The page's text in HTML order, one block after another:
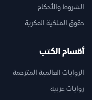
الشروط والأحكام
حقوق الملكية الفكرية
أقسام الكتب
الروايات العالمية المترجمة
روايات عربية